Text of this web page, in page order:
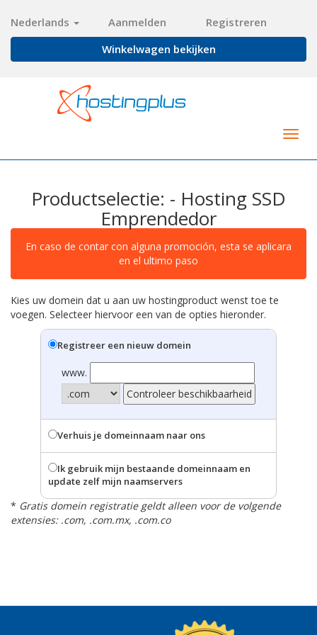
Nederlands Aanmelden
Registreren
Winkelwagen bekijken
Productselectie: - Hosting SSD
Emprendedor
En caso de contar con alguna promoción, esta se aplicara
en el ultimo paso
Kies uw domein dat u aan uw hostingproduct wenst toe te
voegen. Selecteer hiervoor een van de opties hieronder.
Registreer een nieuw domein
www.
Verhuis je domeinnaam naar ons
Ik gebruik mijn bestaande domeinnaam en
update zelf mijn naamservers
* Gratis domein registratie geldt alleen voor de volgende
extensies: .com, .com.mx, .com.co